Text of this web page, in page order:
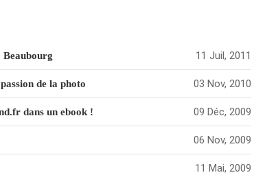
11 Juil, 2011
de la photo 03 Nov, 2010
dans un ebook ! 09 Déc, 2009
06 Nov, 2009
11 Mai, 2009